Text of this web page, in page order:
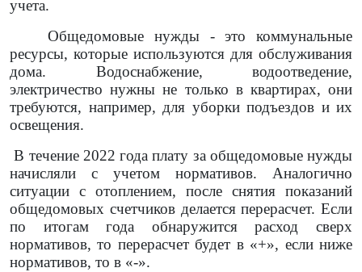
учета.
Общедомовые нужды - это коммунальные
ресурсы, которые используются для обслуживания
дома. Водоснабжение, водоотведение,
электричество нужны не только в квартирах, они
требуются, например, для уборки подъездов и их
освещения.
В течение 2022 года плату за общедомовые нужды
начисляли с учетом нормативов. Аналогично
ситуации с отоплением, после снятия показаний
общедомовых счетчиков делается перерасчет. Если
по итогам года обнаружится расход сверх
нормативов, то перерасчет будет в «+», если ниже
нормативов, то в «-».